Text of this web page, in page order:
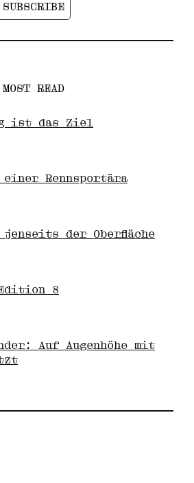
MOST READ
ist das Ziel
Rennsportära
jenseits der Oberfläche
8
Auf Augenhöhe mit